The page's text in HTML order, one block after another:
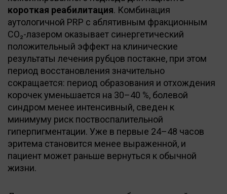
короткая реабилитация. Комбинация
аутологичной PRP с аблятивным фракционным
CO₂-лазером оказывает синергетический
положительный эффект на клинические
результаты лечения рубцов постакне, при этом
период восстановления значительно
сокращается: период образования и отхождения
корочек уменьшается на 30–40 %, болевой
синдром менее интенсивный, сведен к
минимуму риск поствоспалительной
гиперпигментации. Уже в первые 24–48 часов
эритема становится менее выраженной, и
пациент может раньше вернуться к обычной
жизни.